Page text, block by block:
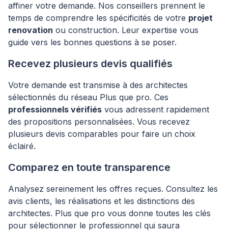
affiner votre demande. Nos conseillers prennent le
temps de comprendre les spécificités de votre projet
renovation ou construction. Leur expertise vous
guide vers les bonnes questions à se poser.
Recevez plusieurs devis qualifiés
Votre demande est transmise à des architectes
sélectionnés du réseau Plus que pro. Ces
professionnels vérifiés vous adressent rapidement
des propositions personnalisées. Vous recevez
plusieurs devis comparables pour faire un choix
éclairé.
Comparez en toute transparence
Analysez sereinement les offres reçues. Consultez les
avis clients, les réalisations et les distinctions des
architectes. Plus que pro vous donne toutes les clés
pour sélectionner le professionnel qui saura